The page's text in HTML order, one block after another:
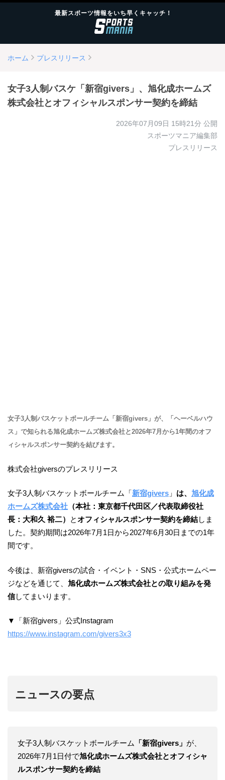
最新スポーツ情報をいち早くキャッチ！
ホーム プレスリリース
女子3人制バスケ「新宿givers」、旭化成ホームズ
株式会社とオフィシャルスポンサー契約を締結
2026年07月09日 15時21分 公開
スポーツマニア編集部
プレスリリース
女子3人制バスケットボールチーム「新宿givers」が、「ヘーベルハウ
ス」で知られる旭化成ホームズ株式会社と2026年7月から1年間のオフ
ィシャルスポンサー契約を結びます。
株式会社giversのプレスリリース
女子3人制バスケットボールチーム「新宿givers 」 は、 旭化成
ホームズ株式会社 （本社：東京都千代田区／代表取締役社
長：大和久 裕二）
とオフィシャルスポンサー契約を締結しま
した。契約期間は2026年7月1日から2027年6月30日までの1年
間です。
今後は、新宿giversの試合・イベント・SNS・公式ホームペー
ジなどを通じて、 旭化成ホームズ株式会社との取り組みを発
信してまいります。
▼「新宿givers」公式Instagram
https://www.instagram.com/givers3x3
ニュースの要点
女子3人制バスケットボールチーム 「新宿givers」 が、
2026年7月1日付で旭化成ホームズ株式会社とオフィシャ
ルスポンサー契約を締結